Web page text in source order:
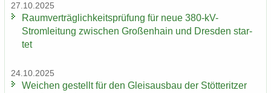
27.10.2025
Ra­um­ver­träg­lich­keits­prü­fung für neue 380-​kV-
Stromleitung zwi­schen Gro­ßen­hain und Dres­den star­
tet
24.10.2025
Wei­chen ge­stellt für den Gleis­aus­bau der Stöt­terit­zer